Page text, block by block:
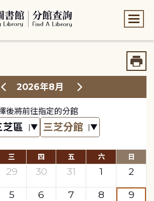
2026年8月
後將前往指定的分館
三 四 五 六 日
29 30 31 1
2
5 6 7 8
9